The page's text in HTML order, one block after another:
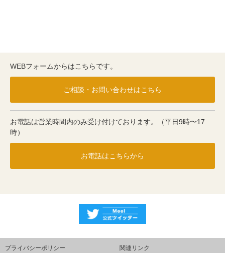
WEBフォームからはこちらです。
ご相談・お問い合わせはこちら
お電話は営業時間内のみ受け付けております。（平日9時〜17
時）
お電話はこちらから
プライバシーポリシー 関連リンク